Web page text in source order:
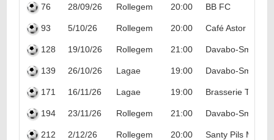
76 28/09/26 Rollegem 20:00 BB FC
93 5/10/26 Rollegem 20:00 Café Astor
128 19/10/26 Rollegem 21:00 Davabo-Smooth
139 26/10/26 Lagae 19:00 Davabo-Smooth
171 16/11/26 Lagae 19:00 Brasserie
194 23/11/26 Rollegem 21:00 Davabo-Smooth
212 2/12/26 Rollegem 20:00 Santy Pils Marke